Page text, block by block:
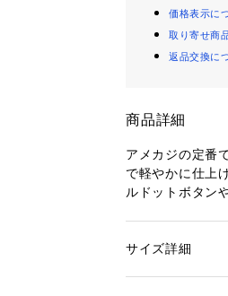
価格表示に
取り寄せ商
返品交換に
商品詳細
アメカジの定番
で軽やかに仕上
ルドットボタン
る涼しい着心地
性別：メンズ
サイズ詳細